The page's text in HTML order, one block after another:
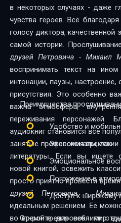
в некоторых случаях - даже
чувства героев. Всё
голосу диктора, качественной
самой истории.
друзей Петровича - Михаил
воспринимать текст на
интонации, паузы,
присутствия. Это особенно
важна атмосфера,
переживания персонажей.
аудиокниг становится всё
занятые профессионалы, так и
литературы. Если вы ищете способ познакомиться с
новой книгой, освежить
просто приятно провести
друзей Петровича -
идеальным решением. Её
во время тренировок или
Преимущества
Удобство и
Экономия времени
Эмоциональное
Погружение в
Доступ к широкому
Откройте для себя мир